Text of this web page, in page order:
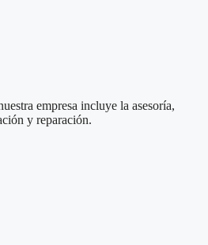
empresa incluye la asesoría,
y reparación.